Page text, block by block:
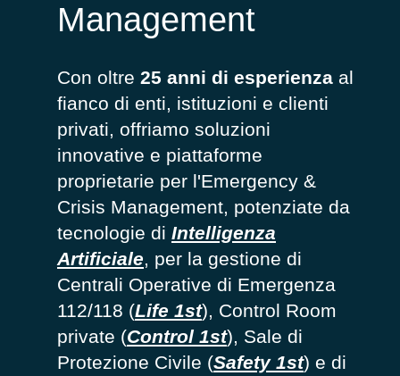
Management
Con oltre 25 anni di esperienza al
fianco di enti, istituzioni e clienti
privati, offriamo soluzioni
innovative e piattaforme
proprietarie per l'Emergency &
Crisis Management, potenziate da
tecnologie di Intelligenza
Artificiale , per la gestione di
Centrali Operative di Emergenza
112/118 (Life 1st), Control Room
private (Control 1st), Sale di
Protezione Civile (Safety 1st) e di